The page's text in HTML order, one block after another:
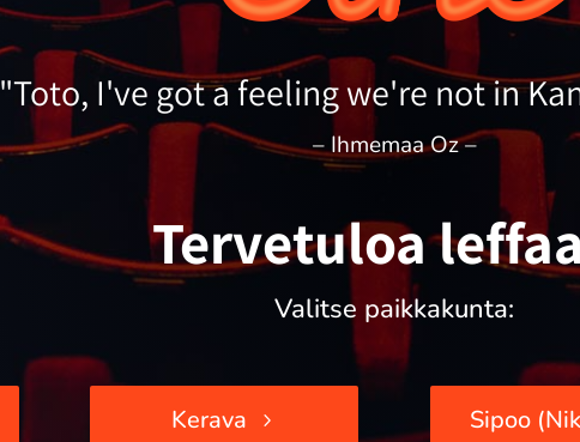
"Toto, I've got a feeling we're not in
– Ihmemaa Oz –
– Jerry Maguire – elämä on peliä –
Tervetuloa
Valitse paikkakunta:
Kerava Sipoo